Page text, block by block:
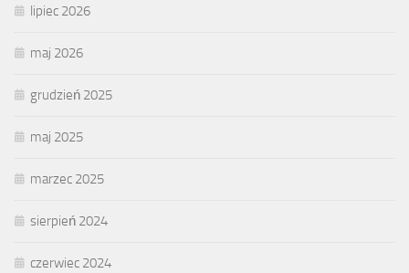
lipiec 2026
maj 2026
grudzień 2025
maj 2025
marzec 2025
sierpień 2024
czerwiec 2024